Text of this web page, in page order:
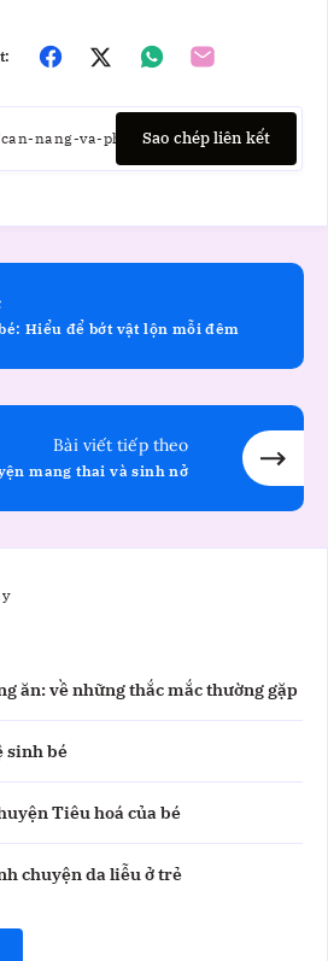
Sao chép liên kết
Hiểu để bớt vật lộn mỗi đêm
Bài viết tiếp theo
mang thai và sinh nở
ăn: về những thắc mắc thường gặp
sinh bé
Tiêu hoá của bé
chuyện da liễu ở trẻ